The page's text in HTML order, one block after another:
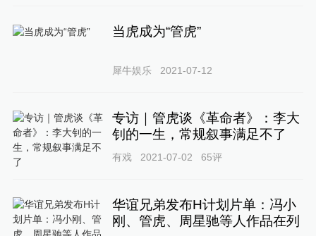
当虎成为“管虎”
犀牛娱乐 2021-07-12
专访｜管虎谈《革命者》：李大
钊的一生，常规叙事满足不了
有戏 2021-07-02 65评
华谊兄弟发布H计划片单：冯小
刚、管虎、周星驰等人作品在列